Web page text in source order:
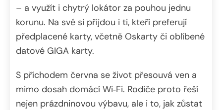
– a využít i chytrý lokátor za pouhou jednu
korunu. Na své si přijdou i ti, kteří preferují
předplacené karty, včetně Oskarty či oblíbené
datové GIGA karty.
S příchodem června se život přesouvá ven a
mimo dosah domácí Wi‑Fi. Rodiče proto řeší
nejen prázdninovou výbavu, ale i to, jak zůstat